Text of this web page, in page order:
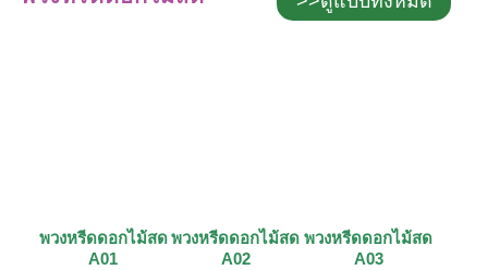
พวงหรีดดอกไม้สด
A01
พวงหรีดดอกไม้สด
A02
พวงหรีดดอกไม้สด
A03